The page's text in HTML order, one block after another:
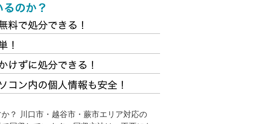
？ 川口市・越谷市・蕨市エリア対応の